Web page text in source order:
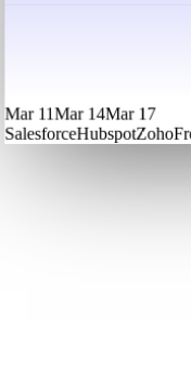
Mar 11Mar 14Mar 17
SalesforceHubspotZoho